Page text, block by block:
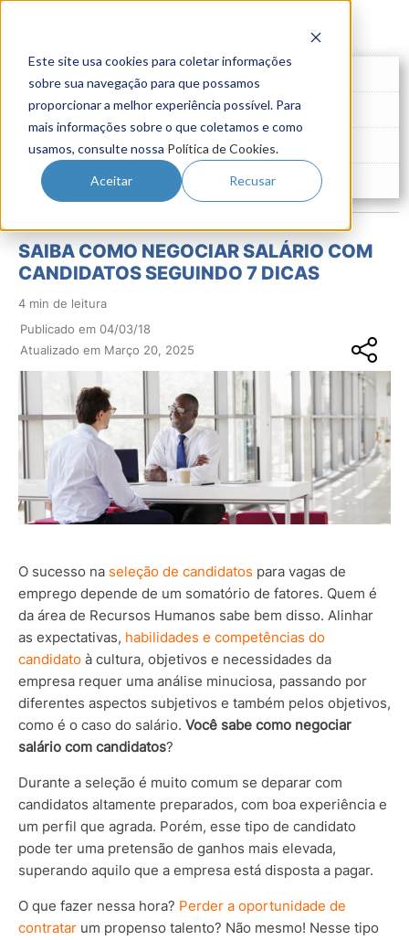
Este site usa cookies para coletar informações
sobre sua navegação para que possamos
proporcionar a melhor experiência possível. Para
mais informações sobre o que coletamos e como
usamos, consulte nossa Política de Cookies.
Aceitar Recusar
Gestão de Talentos
Novo Emprego
Pesquisas
SAIBA COMO NEGOCIAR SALÁRIO COM
CANDIDATOS SEGUINDO 7 DICAS
4 min de leitura
Publicado em 04/03/18
Atualizado em Março 20, 2025
O sucesso na seleção de candidatos para vagas de
emprego depende de um somatório de fatores. Quem é
da área de Recursos Humanos sabe bem disso. Alinhar
as expectativas, habilidades e competências do
candidato à cultura, objetivos e necessidades da
empresa requer uma análise minuciosa, passando por
diferentes aspectos subjetivos e também pelos objetivos,
como é o caso do salário. Você sabe como negociar
salário com candidatos?
Durante a seleção é muito comum se deparar com
candidatos altamente preparados, com boa experiência e
um perfil que agrada. Porém, esse tipo de candidato
pode ter uma pretensão de ganhos mais elevada,
superando aquilo que a empresa está disposta a pagar.
O que fazer nessa hora? Perder a oportunidade de
contratar um propenso talento? Não mesmo! Nesse tipo